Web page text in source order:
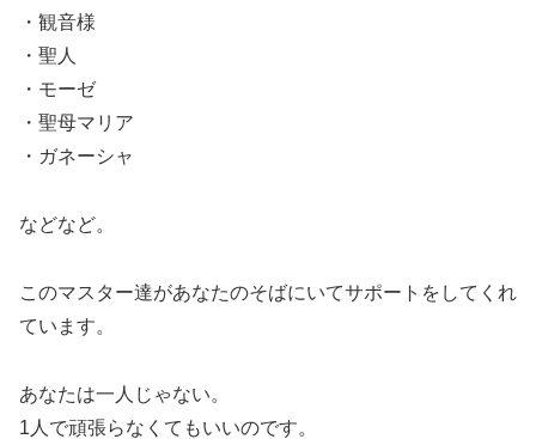
・観音様
・聖人
・モーゼ
・聖母マリア
・ガネーシャ
などなど。
このマスター達があなたのそばにいてサポートをしてくれ
ています。
あなたは一人じゃない。
1人で頑張らなくてもいいのです。